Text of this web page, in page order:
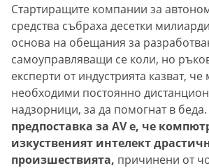
Стартиращите компании за
средства събраха десетки
основа на обещания за
самоуправляващи се коли, но
експерти от индустрията казват,
необходими постоянно
надзорници, за да помогнат в беда.
предпоставка за AV е, че
изкуственият интелект
произшествията, причинени от